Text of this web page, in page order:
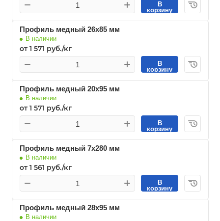
В
корзину
Профиль медный 26х85 мм
В наличии
от 1 571 руб./кг
В
корзину
Профиль медный 20х95 мм
В наличии
от 1 571 руб./кг
В
корзину
Профиль медный 7х280 мм
В наличии
от 1 561 руб./кг
В
корзину
Профиль медный 28х95 мм
В наличии